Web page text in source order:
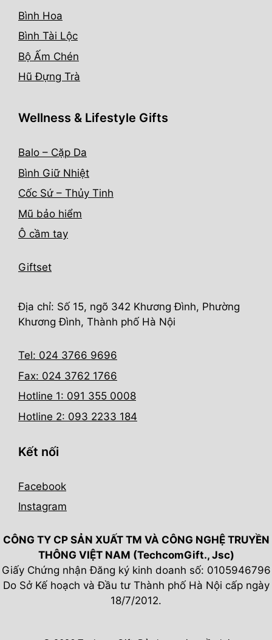
Bình Hoa
Bình Tài Lộc
Bộ Ấm Chén
Hũ Đựng Trà
Wellness & Lifestyle Gifts
Balo – Cặp Da
Bình Giữ Nhiệt
Cốc Sứ – Thủy Tinh
Mũ bảo hiểm
Ô cầm tay
Giftset
Địa chỉ: Số 15, ngõ 342 Khương Đình, Phường
Khương Đình, Thành phố Hà Nội
Tel: 024 3766 9696
Fax: 024 3762 1766
Hotline 1: 091 355 0008
Hotline 2: 093 2233 184
Kết nối
Facebook
Instagram
CÔNG TY CP SẢN XUẤT TM VÀ CÔNG NGHỆ TRUYỀN
THÔNG VIỆT NAM (TechcomGift., Jsc)
Giấy Chứng nhận Đăng ký kinh doanh số: 0105946796
Do Sở Kế hoạch và Đầu tư Thành phố Hà Nội cấp ngày
18/7/2012.